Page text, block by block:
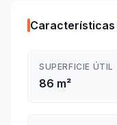
Características
SUPERFICIE ÚTIL
86 m²